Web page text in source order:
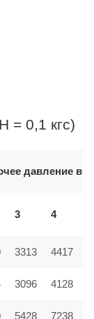
= 0,1 кгс)
давление в
3 4
3313 4417
3096 4128
5428 7238